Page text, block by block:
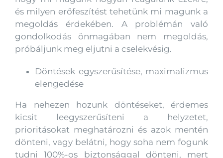
és milyen erőfeszítést tehetünk mi magunk a
megoldás érdekében. A problémán való
gondolkodás önmagában nem megoldás,
próbáljunk meg eljutni a cselekvésig.
Döntések egyszerűsítése, maximalizmus
elengedése
Ha nehezen hozunk döntéseket, érdemes
kicsit leegyszerűsíteni a helyzetet,
prioritásokat meghatározni és azok mentén
dönteni, vagy belátni, hogy soha nem fogunk
tudni 100%-os biztonsággal dönteni, mert